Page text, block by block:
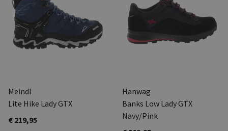
Meindl
Lite Hike Lady GTX
€ 219,95
Hanwag
Banks Low Lady GTX
Navy/Pink